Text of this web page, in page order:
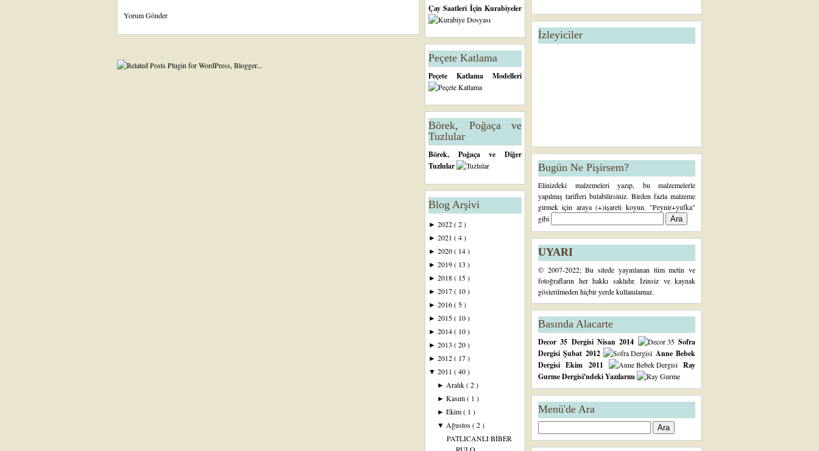
Yorum Gönder
Çay Saatleri İçin Kurabiyeler
Peçete Katlama
Peçete Katlama Modelleri
Börek, Poğaça ve
Tuzlular
Börek, Poğaça ve Diğer
Tuzlular
Blog Arşivi
► 2022( 2 )
► 2021 ( 4 )
► 2020( 14 )
► 2019( 13 )
► 2018( 15 )
► 2017( 10 )
► 2016( 5 )
► 2015( 10 )
► 2014( 10 )
► 2013 ( 20 )
► 2012( 17 )
▼ 2011 ( 40 )
►Aralık( 2 )
►Kasım( 1 )
►Ekim( 1 )
▼Ağustos( 2 )
PATLICANLI BİBER
İzleyiciler
Bugün Ne Pişirsem?
Elinizdeki malzemeleri yazıp, bu malzemelerle
yapılmış tarifleri bulabilirsiniz. Birden fazla malzeme
girmek için araya (+)işareti koyun. "Peynir+yufka"
gibi
UYARI
© 2007-2022; Bu sitede yayınlanan tüm metin ve
fotoğrafların her hakkı saklıdır. İzinsiz ve kaynak
gösterilmeden hiçbir yerde kullanılamaz.
Basında Alacarte
Decor 35 Dergisi Nisan 2014
Sofra
Dergisi Şubat 2012
Anne Bebek
Dergisi Ekim 2011
Ray
Gurme Dergisi'ndeki Yazılarım
Menü'de Ara